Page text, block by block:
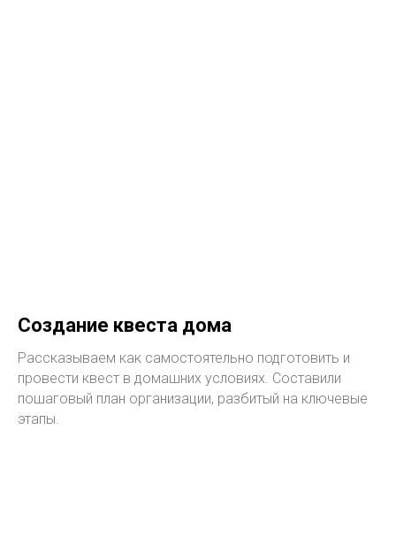
Создание квеста дома
Рассказываем как самостоятельно подготовить и
провести квест в домашних условиях. Составили
пошаговый план организации, разбитый на ключевые
этапы.